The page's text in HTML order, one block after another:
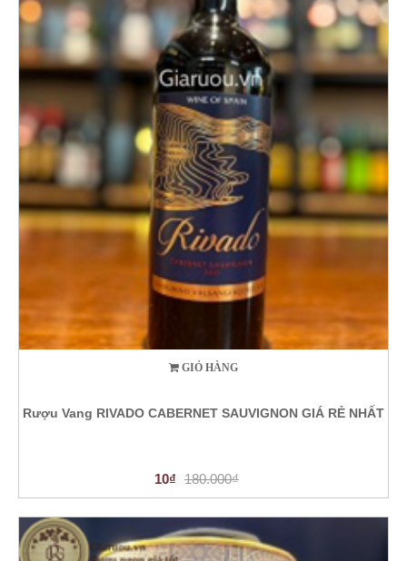
GIỎ HÀNG
Rượu Vang RIVADO CABERNET SAUVIGNON GIÁ RẺ NHẤT
10₫ 180.000₫